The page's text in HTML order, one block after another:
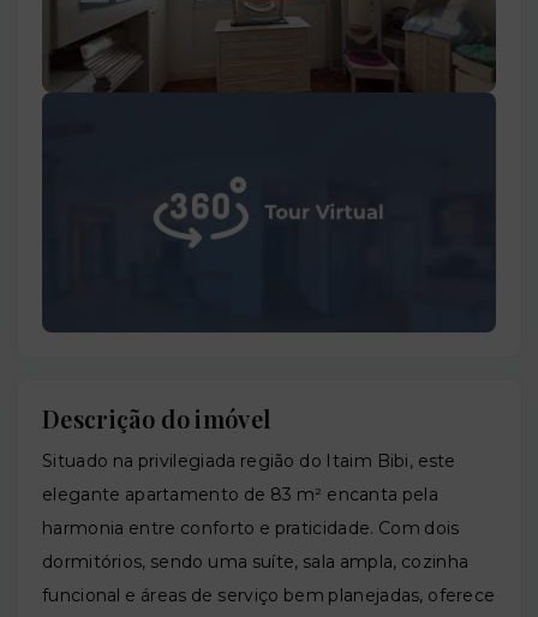
Descrição do imóvel
Situado na privilegiada região do Itaim Bibi, este
elegante apartamento de 83 m² encanta pela
harmonia entre conforto e praticidade. Com dois
dormitórios, sendo uma suíte, sala ampla, cozinha
funcional e áreas de serviço bem planejadas, oferece